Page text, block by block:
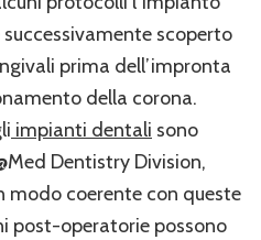
successivamente scoperto
prima dell’impronta
della corona.
impianti dentali sono
Dentistry Division,
modo coerente con queste
post-operatorie possono